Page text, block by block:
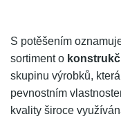
S potěšením
sortiment o
skupinu výrobků,
pevnostním
kvality široce